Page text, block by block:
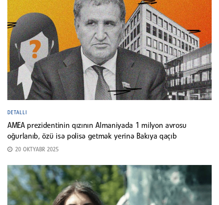
DETALLI
AMEA prezidentinin qızının Almaniyada 1 milyon avrosu
oğurlanıb, özü isə polisə getmək yerinə Bakıya qaçıb
20 OKTYABR 2025